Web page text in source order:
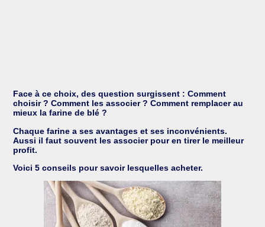
Face à ce choix, des question surgissent : Comment
choisir ? Comment les associer ? Comment remplacer au
mieux la farine de blé ?
Chaque farine a ses avantages et ses inconvénients.
Aussi il faut souvent les associer pour en tirer le meilleur
profit.
Voici 5 conseils pour savoir lesquelles acheter.